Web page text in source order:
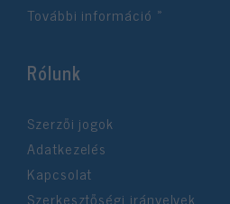
További információ »
Rólunk
Szerzői jogok
Adatkezelés
Kapcsolat
Szerkesztőségi irányelvek